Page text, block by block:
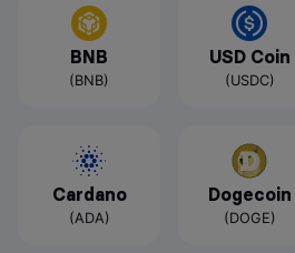
BNB
(BNB)
USD Coin
(USDC)
Cardano
(ADA)
Dogecoin
(DOGE)